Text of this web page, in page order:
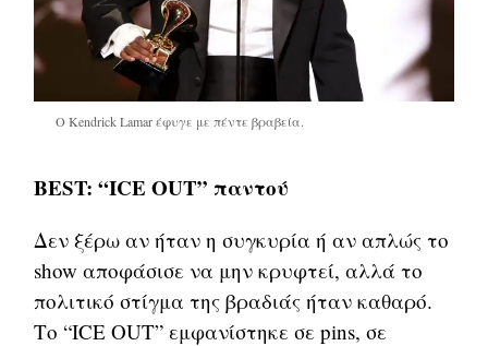
Ο Kendrick Lamar έφυγε με πέντε βραβεία.
BEST: “ICE OUT” παντού
Δεν ξέρω αν ήταν η συγκυρία ή αν απλώς το
show αποφάσισε να μην κρυφτεί, αλλά το
πολιτικό στίγμα της βραδιάς ήταν καθαρό.
Το “ICE OUT” εμφανίστηκε σε pins, σε